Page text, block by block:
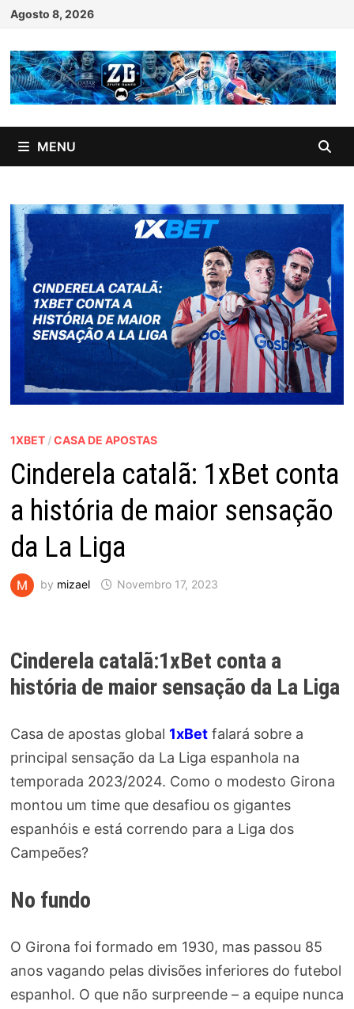
Skip
content
Agosto 8, 2026
MENU
1XBET/CASA DE APOSTAS
Cinderela catalã: 1xBet conta
a história de maior sensação
da La Liga
by mizael Novembro 17, 2023
Cinderela catalã:1xBet conta a
história de maior sensação da La Liga
Casa de apostas global 1xBetfalará sobre a
principal sensação da La Liga espanhola na
temporada 2023/2024. Como o modesto Girona
montou um time que desafiou os gigantes
espanhóis e está correndo para a Liga dos
Campeões?
No fundo
O Girona foi formado em 1930, mas passou 85
anos vagando pelas divisões inferiores do futebol
espanhol. O que não surpreende – a equipe nunca